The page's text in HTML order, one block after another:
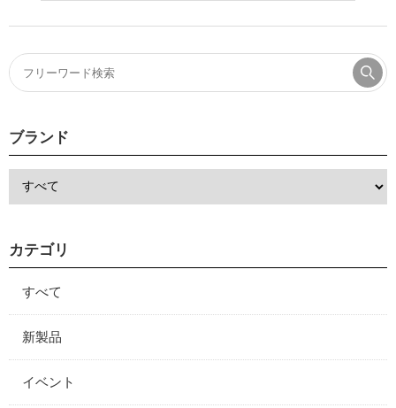
ブランド
カテゴリ
すべて
新製品
イベント